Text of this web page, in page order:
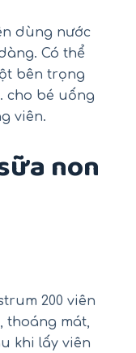
dùng nước
Có thể
bên trọng
cho bé uống
viên.
non
200 viên
thoáng mát,
khi lấy viên